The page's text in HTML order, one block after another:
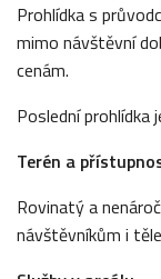
Prohlídka s
mimo návštěvní
cenám.
Poslední prohlídka
Terén a
Rovinatý a
návštěvníkům i